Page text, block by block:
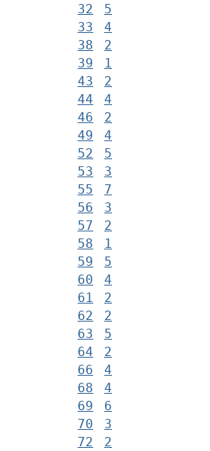
32
5
33
4
38
2
39
1
43
2
44
4
46
2
49
4
52
5
53
3
55
7
56
3
57
2
58
1
59
5
60
4
61
2
62
2
63
5
64
2
66
4
68
4
69
6
70
3
72
2